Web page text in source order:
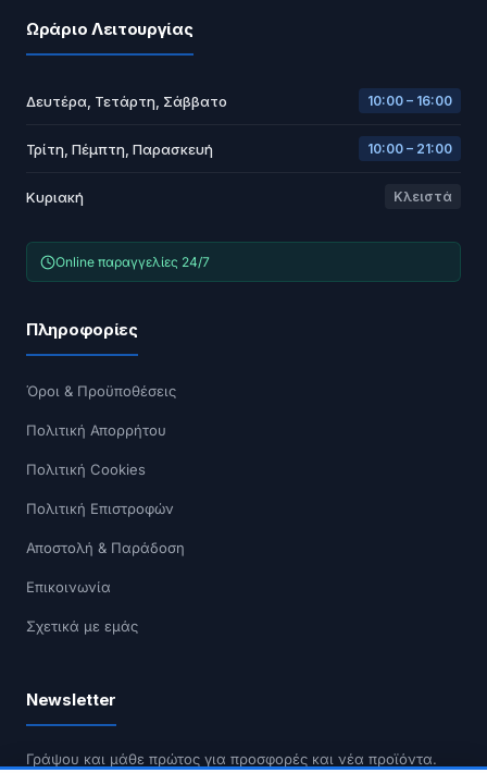
Ωράριο Λειτουργίας
Δευτέρα, Τετάρτη, Σάββατο 10:00 – 16:00
Τρίτη, Πέμπτη, Παρασκευή 10:00 – 21:00
Κυριακή Κλειστά
Online παραγγελίες 24/7
Πληροφορίες
Όροι & Προϋποθέσεις
Πολιτική Απορρήτου
Πολιτική Cookies
Πολιτική Επιστροφών
Αποστολή & Παράδοση
Επικοινωνία
Σχετικά με εμάς
Newsletter
Γράψου και μάθε πρώτος για προσφορές και νέα προϊόντα.